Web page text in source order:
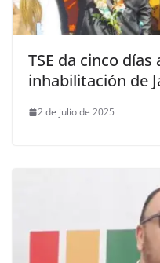
TSE da cinco días
inhabilitación de
2 de julio de 2025